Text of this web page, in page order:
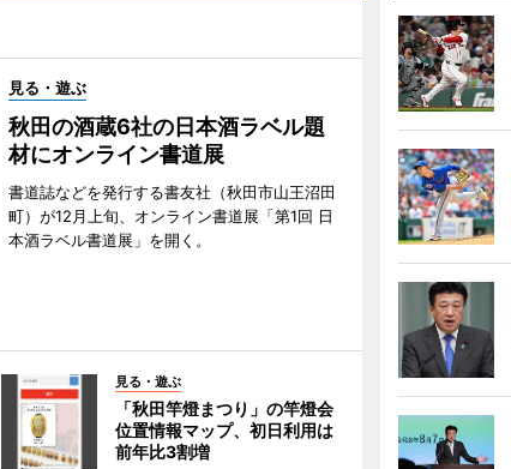
見る・遊ぶ
秋田の酒蔵6社の日本酒ラベル題
材にオンライン書道展
書道誌などを発行する書友社（秋田市山王沼田
町）が12月上旬、オンライン書道展「第1回 日
本酒ラベル書道展」を開く。
見る・遊ぶ
「秋田竿燈まつり」の竿燈会
位置情報マップ、初日利用は
前年比3割増